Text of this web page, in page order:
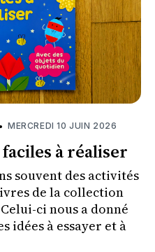
• MERCREDI 10 JUIN 2026
à réaliser
souvent des activités
de la collection
ci nous a donné
idées à essayer et à